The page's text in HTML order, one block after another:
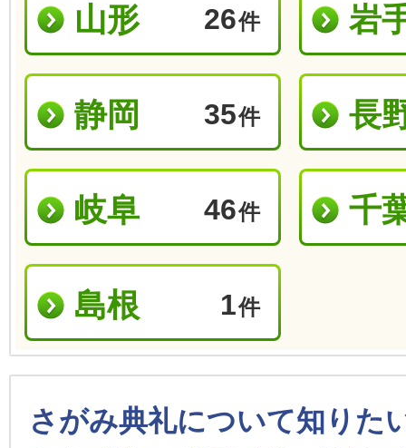
山形 26件 岩
静岡 35件 長
岐阜 46件 千
島根 1件
さがみ典礼について知りた